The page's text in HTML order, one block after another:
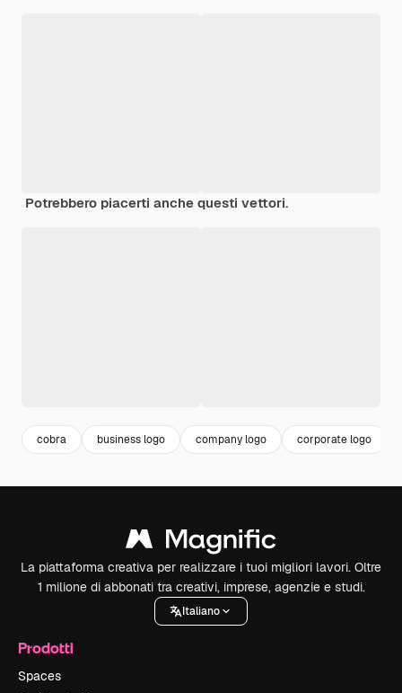
Potrebbero piacerti anche questi vettori.
cobra business logo company logo corporate logo
La piattaforma creativa per realizzare i tuoi migliori lavori. Oltre
1 milione di abbonati tra creativi, imprese, agenzie e studi.
Italiano
Prodotti
Spaces